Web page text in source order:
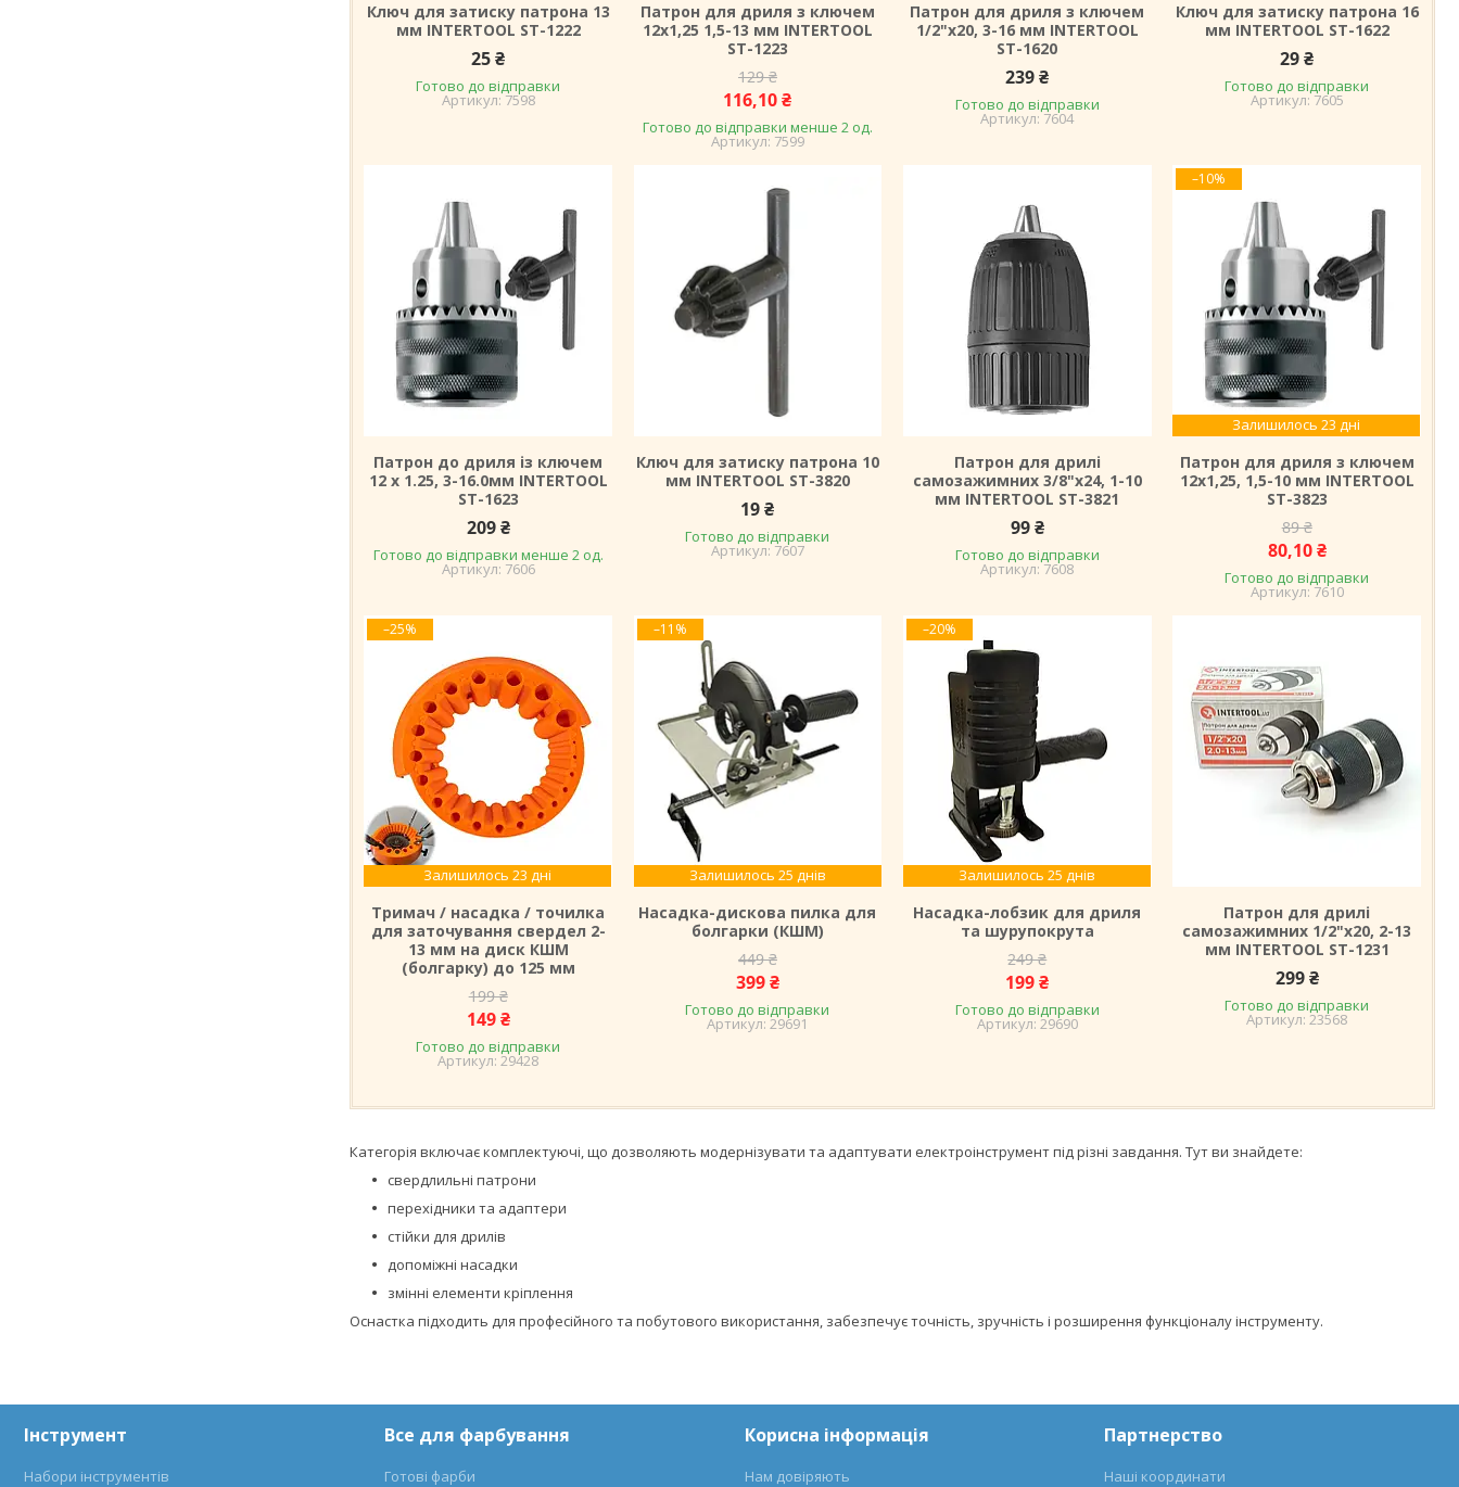
Ключ для затиску патрона 13
мм INTERTOOL ST-1222
25 ₴
Готово до відправки
7598
Патрон для дриля з ключем
12x1,25 1,5-13 мм INTERTOOL
ST-1223
129 ₴
116,10 ₴
Готово до відправки менше 2 од.
7599
Патрон для дриля з ключем
1/2"x20, 3-16 мм INTERTOOL
ST-1620
239 ₴
Готово до відправки
7604
Ключ для затиску патрона 16
мм INTERTOOL ST-1622
29 ₴
Готово до відправки
7605
Патрон до дриля із ключем
12 x 1.25, 3-16.0мм INTERTOOL
ST-1623
209 ₴
Готово до відправки менше 2 од.
7606
Ключ для затиску патрона 10
мм INTERTOOL ST-3820
19 ₴
Готово до відправки
7607
Патрон для дрилі
самозажимних 3/8"x24, 1-10
мм INTERTOOL ST-3821
99 ₴
Готово до відправки
7608
–10%
Залишилось 23 дні
Патрон для дриля з ключем
12x1,25, 1,5-10 мм INTERTOOL
ST-3823
89 ₴
80,10 ₴
Готово до відправки
7610
–25%
Залишилось 23 дні
Тримач / насадка / точилка
для заточування свердел 2-
13 мм на диск КШМ
(болгарку) до 125 мм
199 ₴
149 ₴
Готово до відправки
29428
–11%
Залишилось 25 днів
Насадка-дискова пилка для
болгарки (КШМ)
449 ₴
399 ₴
Готово до відправки
29691
–20%
Залишилось 25 днів
Насадка-лобзик для дриля
та шурупокрута
249 ₴
199 ₴
Готово до відправки
29690
Патрон для дрилі
самозажимних 1/2"x20, 2-13
мм INTERTOOL ST-1231
299 ₴
Готово до відправки
23568
Категорія включає комплектуючі, що дозволяють модернізувати та адаптувати електроінструмент під різні завдання. Тут ви знайдете:
свердлильні патрони
перехідники та адаптери
стійки для дрилів
допоміжні насадки
змінні елементи кріплення
Оснастка підходить для професійного та побутового використання, забезпечує точність, зручність і розширення функціоналу інструменту.
Інструмент
Набори інструментів
Все для фарбування
Готові фарби
Корисна інформація
Нам довіряють
Партнерство
Наші координати